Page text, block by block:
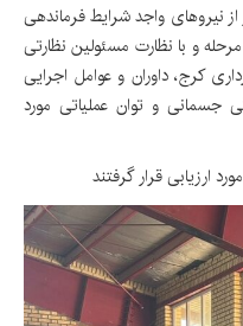
گفت: این آزمون با حضور ۲۲۱ نفر از نیروهای واجد شرایط فرماندهی
و با نظارت مسئولین نظارتی
کرج، داوران و عوامل اجرایی
جسمانی و توان عملیاتی مورد